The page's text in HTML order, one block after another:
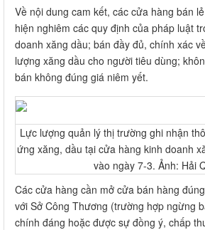
Về nội dung cam kết, các cửa hàng bán
hiện nghiêm các quy định của pháp luật
doanh xăng dầu; bán đầy đủ, chính xác
lượng xăng dầu cho người tiêu dùng;
bán không đúng giá niêm yết.
Lực lượng quản lý thị trường ghi nhận
ứng xăng, dầu tại cửa hàng kinh doanh
vào ngày 7-3. Ảnh: Hải
Các cửa hàng cần mở cửa bán hàng
với Sở Công Thương (trường hợp ngừng
chính đáng hoặc được sự đồng ý, chấp